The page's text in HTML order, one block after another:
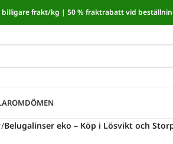
I kassan dras automatiskt 5,35 %
billigare frakt/kg | 50 % fraktrabatt vid
OMDÖMEN
/Belugalinser eko – Köp i Lösvikt och